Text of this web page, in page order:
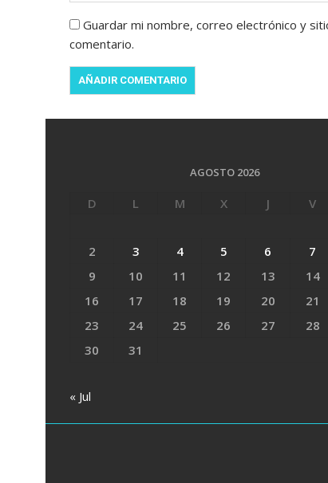
Guardar mi nombre, correo electrónico y
comentario.
AGOSTO 2026
D L M X J V
2
3 4 5 6 7
9
10 11 12 13 14
16
17 18 19 20 21
23
24 25 26 27 28
30
31
« Jul